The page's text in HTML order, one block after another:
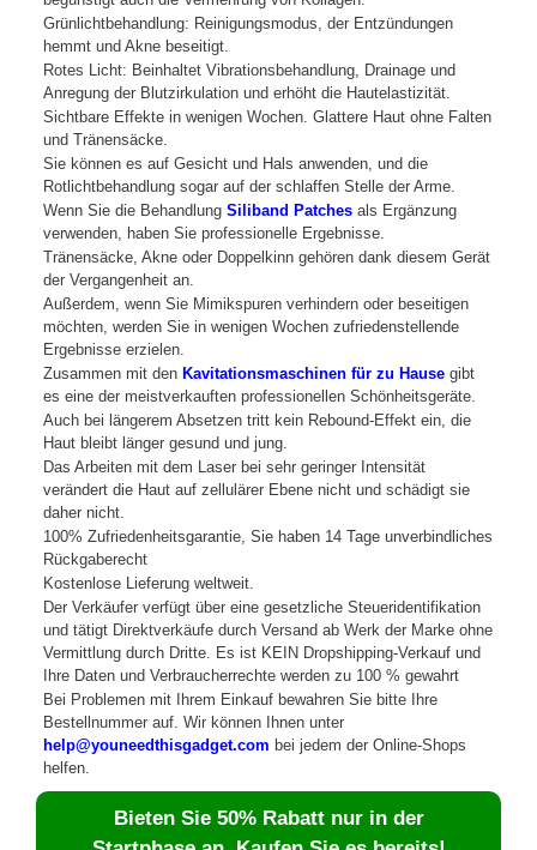
Grünlichtbehandlung: Reinigungsmodus, der Entzündungen
hemmt und Akne beseitigt.
Rotes Licht: Beinhaltet Vibrationsbehandlung, Drainage und
Anregung der Blutzirkulation und erhöht die Hautelastizität.
Sichtbare Effekte in wenigen Wochen. Glattere Haut ohne Falten
und Tränensäcke.
Sie können es auf Gesicht und Hals anwenden, und die
Rotlichtbehandlung sogar auf der schlaffen Stelle der Arme.
Wenn Sie die Behandlung Siliband Patches als Ergänzung
verwenden, haben Sie professionelle Ergebnisse.
Tränensäcke, Akne oder Doppelkinn gehören dank diesem Gerät
der Vergangenheit an.
Außerdem, wenn Sie Mimikspuren verhindern oder beseitigen
möchten, werden Sie in wenigen Wochen zufriedenstellende
Ergebnisse erzielen.
Zusammen mit den Kavitationsmaschinen für zu Hause gibt
es eine der meistverkauften professionellen Schönheitsgeräte.
Auch bei längerem Absetzen tritt kein Rebound-Effekt ein, die
Haut bleibt länger gesund und jung.
Das Arbeiten mit dem Laser bei sehr geringer Intensität
verändert die Haut auf zellulärer Ebene nicht und schädigt sie
daher nicht.
100% Zufriedenheitsgarantie, Sie haben 14 Tage unverbindliches
Rückgaberecht
Kostenlose Lieferung weltweit.
Der Verkäufer verfügt über eine gesetzliche Steueridentifikation
und tätigt Direktverkäufe durch Versand ab Werk der Marke ohne
Vermittlung durch Dritte. Es ist KEIN Dropshipping-Verkauf und
Ihre Daten und Verbraucherrechte werden zu 100 % gewahrt
Bei Problemen mit Ihrem Einkauf bewahren Sie bitte Ihre
Bestellnummer auf. Wir können Ihnen unter
help@youneedthisgadget.com bei jedem der Online-Shops
helfen.
Bieten Sie 50% Rabatt nur in der